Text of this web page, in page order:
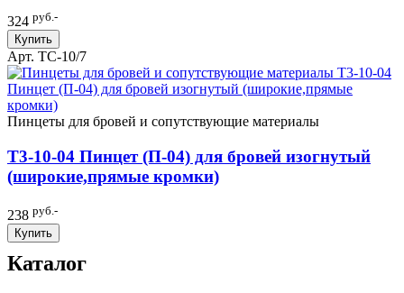
324 руб.-
Купить
Арт. TC-10/7
Пинцеты для бровей и сопутствующие материалы
T3-10-04 Пинцет (П-04) для бровей изогнутый
(широкие,прямые кромки)
238 руб.-
Купить
Каталог